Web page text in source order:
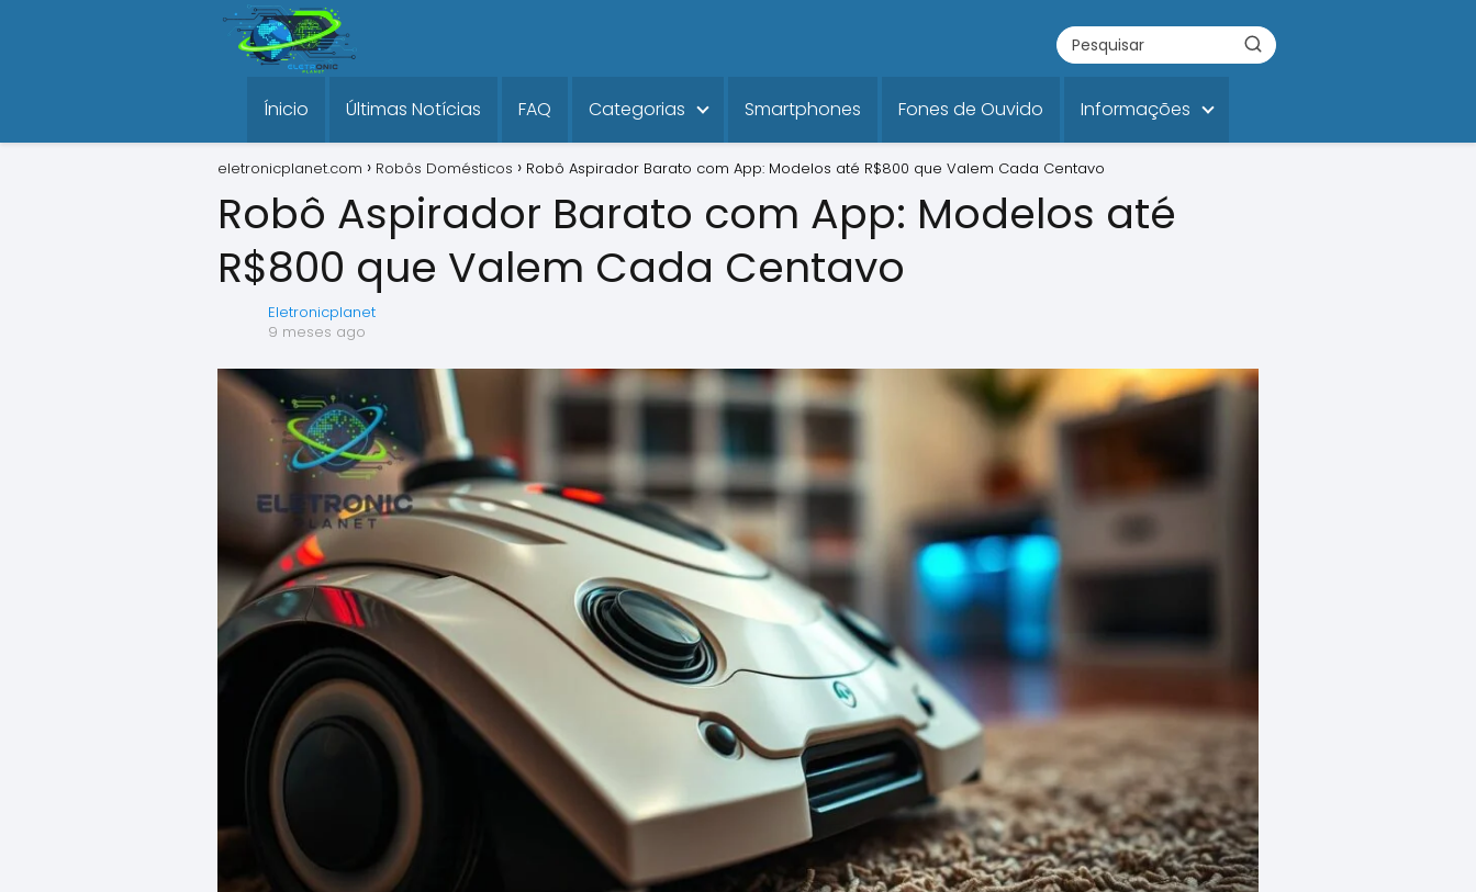
Ínicio Últimas Notícias FAQ Categorias Smartphones Fones de Ouvido Informações
eletronicplanet.com Robôs Domésticos Robô Aspirador Barato com App: Modelos até R$800 que Valem Cada Centavo
Robô Aspirador Barato com App: Modelos até
R$800 que Valem Cada Centavo
Eletronicplanet
9 meses ago